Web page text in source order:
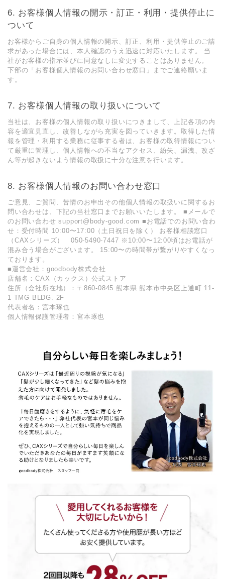
お客様個人情報の開示・訂正・利用・提供停止に
ついて
お客様からご自身の個人情報の開示、訂正、利用・提供停止のご請
求があった場合には、本人確認のうえ迅速に対応いたします。 当
社がお客様の指示並びに同意なしに変更することはありません。
下部の「お客様個人情報のお問い合わせ窓口」までご連絡願いま
す。
お客様個人情報の取り扱いについて
当社は、お客様の個人情報の取り扱いにつきまして、上記各項の内
容を適宜見直し、改善しながら充実を図っていきます。取得した情
報を管理・利用する業務に従事する者は、お客様の取得情報につい
て厳重に管理し、個人情報への不当なアクセス、紛失、漏洩、改ざ
ん等が起きないよう情報の取扱に十分な注意を行います。
お客様個人情報のお問い合わせ窓口
ご意見、ご質問、苦情のお申出その他個人情報の取扱いに関するお
問い合わせは、下記の当社窓口までお願いいたします。 ■メールで
のお問い合わせ support@body-good.com ■お電話でのお問い合わ
せ：受付時間 10:00〜17:00（土日祝日を除く） お客様相談窓口
（CAXシリーズ） 050-5490-7447 ※10:00〜12:00頃はお電話が
混み合う場合がございます。 15:00〜の時間帯が繋がりやすくなっ
ております。
■運営会社：goodbody株式会社
店舗名：CAX（カックス）公式ストア
住所（会社所在地）：〒860-0845 熊本県 熊本市中央区上通町 11-
1 TMG BLDG. 2F
代表者名：宮本琢也
個人情報保護管理者：宮本琢也